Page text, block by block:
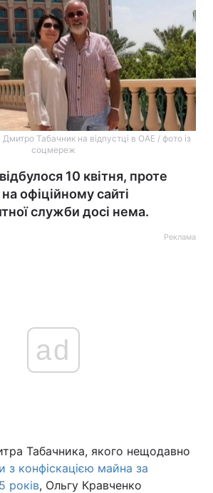
Табачник на відпустці в ОАЕ / фото із
соцмереж
10 квітня, проте
офіційному сайті
служби досі нема.
Реклама
ad
Табачника, якого нещодавно
з конфіскацією майна за
років, Ольгу Кравченко